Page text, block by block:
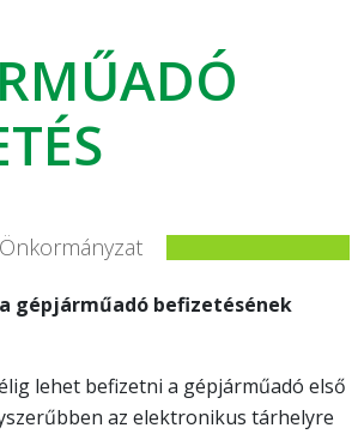
Önkormányzat
gépjárműadó befizetésének
lehet befizetni a gépjárműadó első
az elektronikus tárhelyre